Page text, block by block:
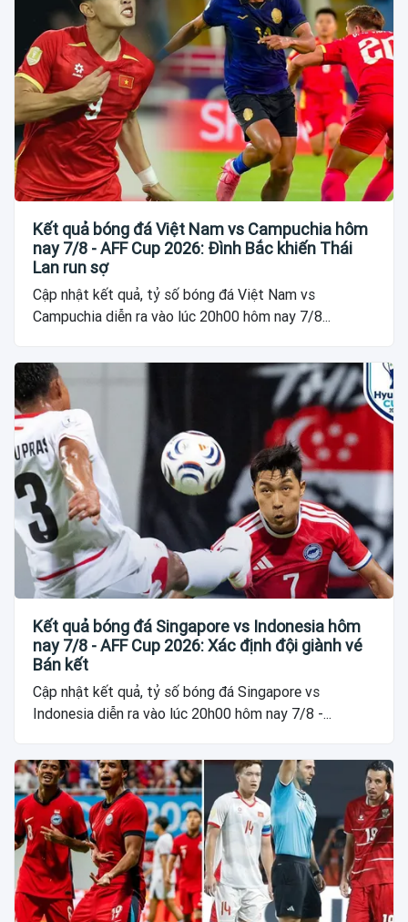
Kết quả bóng đá Việt Nam vs Campuchia hôm
nay 7/8 - AFF Cup 2026: Đình Bắc khiến Thái
Lan run sợ
Cập nhật kết quả, tỷ số bóng đá Việt Nam vs
Campuchia diễn ra vào lúc 20h00 hôm nay 7/8...
Kết quả bóng đá Singapore vs Indonesia hôm
nay 7/8 - AFF Cup 2026: Xác định đội giành vé
Bán kết
Cập nhật kết quả, tỷ số bóng đá Singapore vs
Indonesia diễn ra vào lúc 20h00 hôm nay 7/8 -...